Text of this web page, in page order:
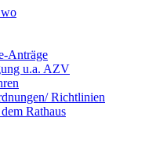
Anträge
u.a. AZV
Richtlinien
Rathaus